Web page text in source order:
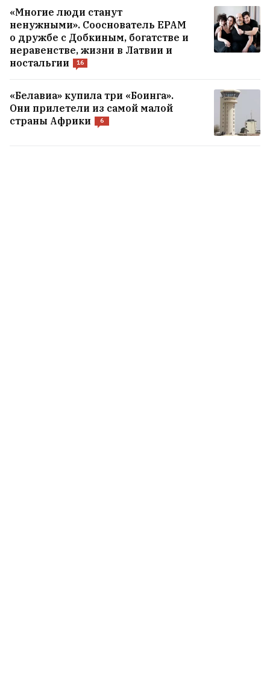
«Многие люди станут
ненужными». Сооснователь EPAM
о дружбе с Добкиным, богатстве и
неравенстве, жизни в Латвии и
ностальгии
16
«Белавиа» купила три «Боинга».
Они прилетели из самой малой
страны Африки
6